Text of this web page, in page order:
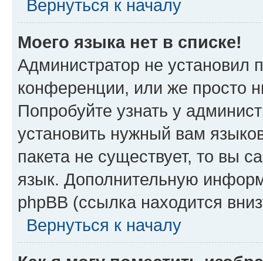
Вернуться к началу
Моего языка нет в списке!
Администратор не установил
конференции, или же просто
Попробуйте узнать у
установить нужный вам
пакета не существует, то вы
язык. Дополнительную
phpBB (ссылка находится
Вернуться к началу